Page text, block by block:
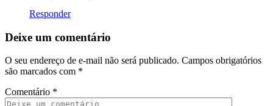
Responder
Deixe um comentário
O seu endereço de e-mail não será publicado. Campos obrigatórios
são marcados com *
Comentário *